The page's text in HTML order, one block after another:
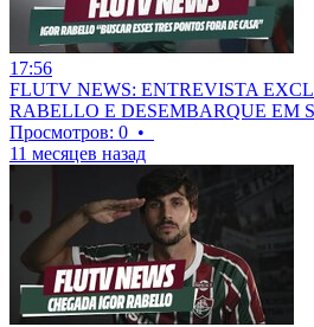
17:56
FLUTV NEWS: ENTREVISTA
RABELLO E DESEMBARQUE EM
Просмотров: 0 •
11 месяцев назад